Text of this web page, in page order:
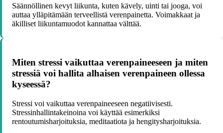
Säännöllinen kevyt liikunta, kuten kävely, uinti tai jooga, voi
auttaa ylläpitämään terveellistä verenpainetta. Voimakkaat ja
äkilliset liikuntamuodot kannattaa välttää.
Miten stressi vaikuttaa verenpaineeseen ja miten
stressiä voi hallita alhaisen verenpaineen ollessa
kyseessä?
Stressi voi vaikuttaa verenpaineeseen negatiivisesti.
Stressinhallintakeinoina voi käyttää esimerkiksi
rentoutumisharjoituksia, meditaatiota ja hengitysharjoituksia.